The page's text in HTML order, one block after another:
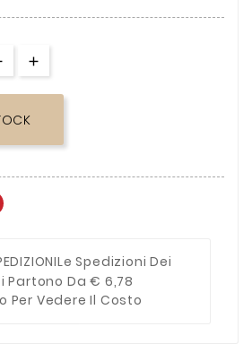
Le Spedizioni Dei
Partono Da € 6,78
Per Vedere Il Costo